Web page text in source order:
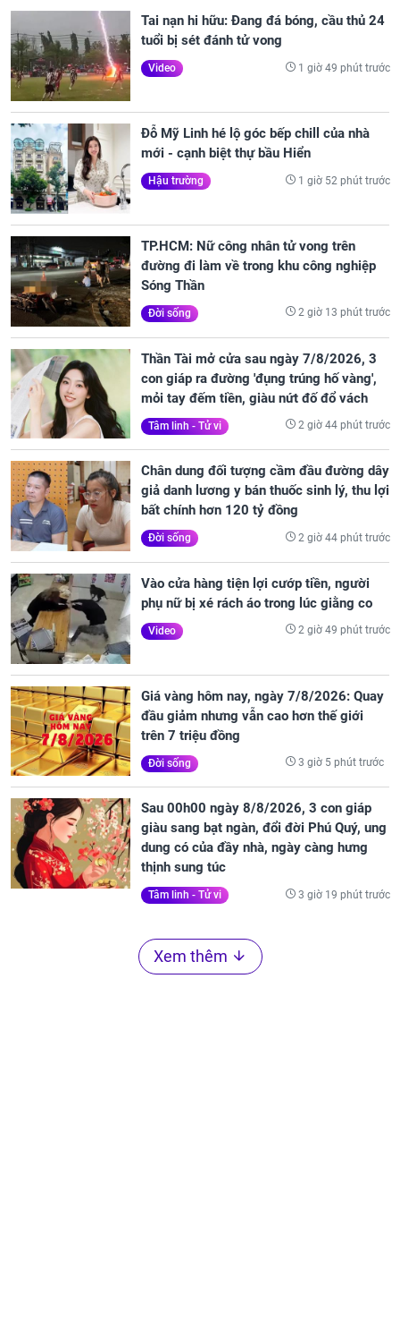
Tai nạn hi hữu: Đang đá bóng, cầu thủ 24
tuổi bị sét đánh tử vong
Video 1 giờ 49 phút trước
Đỗ Mỹ Linh hé lộ góc bếp chill của nhà
mới - cạnh biệt thự bầu Hiển
Hậu trường 1 giờ 52 phút trước
TP.HCM: Nữ công nhân tử vong trên
đường đi làm về trong khu công nghiệp
Sóng Thần
Đời sống 2 giờ 13 phút trước
Thần Tài mở cửa sau ngày 7/8/2026, 3
con giáp ra đường 'đụng trúng hố vàng',
mỏi tay đếm tiền, giàu nứt đố đổ vách
Tâm linh - Tử vi 2 giờ 44 phút trước
Chân dung đối tượng cầm đầu đường dây
giả danh lương y bán thuốc sinh lý, thu lợi
bất chính hơn 120 tỷ đồng
Đời sống 2 giờ 44 phút trước
Vào cửa hàng tiện lợi cướp tiền, người
phụ nữ bị xé rách áo trong lúc giằng co
Video 2 giờ 49 phút trước
Giá vàng hôm nay, ngày 7/8/2026: Quay
đầu giảm nhưng vẫn cao hơn thế giới
trên 7 triệu đồng
Đời sống 3 giờ 5 phút trước
Sau 00h00 ngày 8/8/2026, 3 con giáp
giàu sang bạt ngàn, đổi đời Phú Quý, ung
dung có của đầy nhà, ngày càng hưng
thịnh sung túc
Tâm linh - Tử vi 3 giờ 19 phút trước
Xem thêm